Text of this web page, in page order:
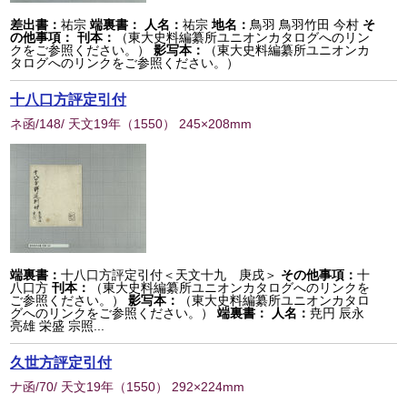
差出書：祐宗 端裏書： 人名：祐宗 地名： 鳥羽 鳥羽竹田 今村 そ
の他事項： 刊本：
（東大史料編纂所ユニオンカタログへのリン
クをご参照ください。）
影写本：
（東大史料編纂所ユニオンカ
タログへのリンクをご参照ください。）
十八口方評定引付
ネ函/148/ 天文19年 （1550） 245×208mm
端裏書：十八口方評定引付＜天文十九 庚戌＞ その他事項：十
八口方刊本：
（東大史料編纂所ユニオンカタログへのリンクを
ご参照ください。）
影写本：
（東大史料編纂所ユニオンカタロ
グへのリンクをご参照ください。）
端裏書： 人名：尭円 辰永
亮雄 栄盛 宗照...
久世方評定引付
ナ函/70/ 天文19年 （1550） 292×224mm